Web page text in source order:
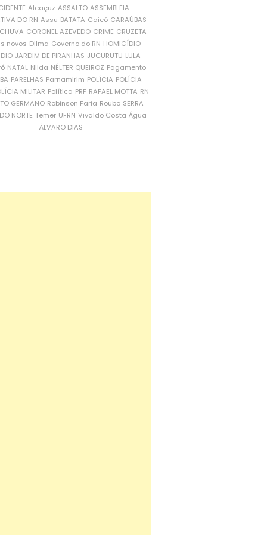
Alcaçuz ASSALTO ASSEMBLEIA
DO RN Assu BATATA Caicó CARAÚBAS
CORONEL AZEVEDO CRIME CRUZETA
novos Dilma Governo do RN HOMICÍDIO
JARDIM DE PIRANHAS JUCURUTU LULA
NATAL Nilda NÉLTER QUEIROZ Pagamento
PARELHAS Parnamirim POLÍCIA POLÍCIA
MILITAR Política PRF RAFAEL MOTTA RN
GERMANO Robinson Faria Roubo SERRA
NORTE Temer UFRN Vivaldo Costa Água
ÁLVARO DIAS